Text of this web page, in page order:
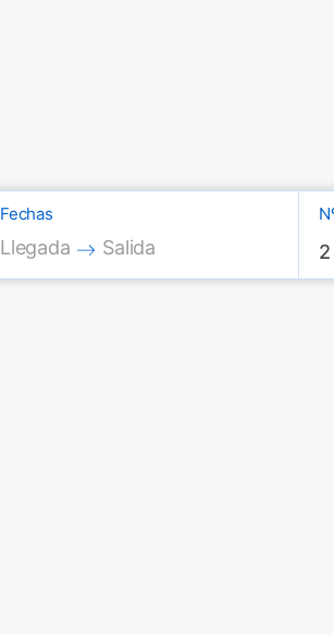
Fechas
Press the down arrow key to
Llegada
Press the down arrow
Salida 2